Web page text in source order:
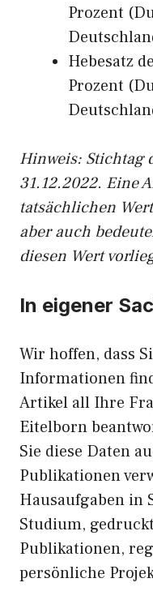
Prozent
Hebesatz
Prozent
Hinweis: Stichtag
31.12.2022. Eine
tatsächlichen
aber auch
diesen Wert
In eigener
Wir hoffen, dass
Informationen
Artikel all Ihre
Eitelborn
Sie diese Daten
Publikationen
Hausaufgaben in
Studium,
Publikationen,
persönliche